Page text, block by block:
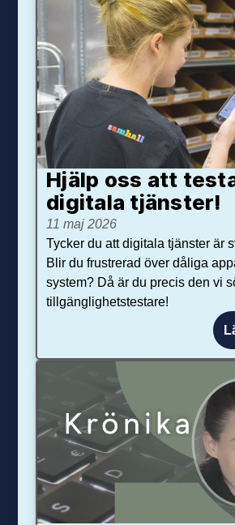
Hjälp oss att
digitala tjänster!
11 maj 2026
Tycker du att digitala tjänster är
Blir du frustrerad över dåliga
system? Då är du precis den vi
tillgänglighetstestare!